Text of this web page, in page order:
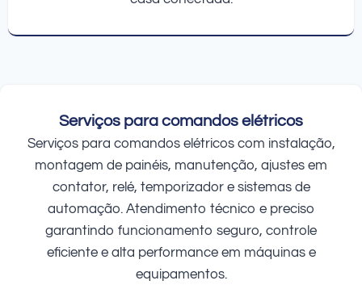
Serviços para comandos elétricos
Serviços para comandos elétricos com instalação,
montagem de painéis, manutenção, ajustes em
contator, relé, temporizador e sistemas de
automação. Atendimento técnico e preciso
garantindo funcionamento seguro, controle
eficiente e alta performance em máquinas e
equipamentos.